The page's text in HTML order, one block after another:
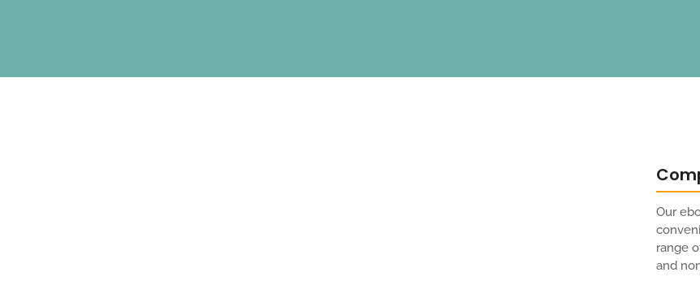
Our
range
and